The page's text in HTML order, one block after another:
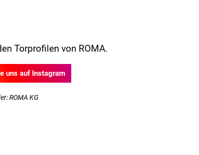
Torprofilen von ROMA.
uns auf Instagram
ROMA KG